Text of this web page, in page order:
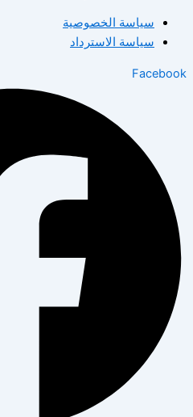
سياسة الخصوصية
سياسة الاسترداد
Facebook